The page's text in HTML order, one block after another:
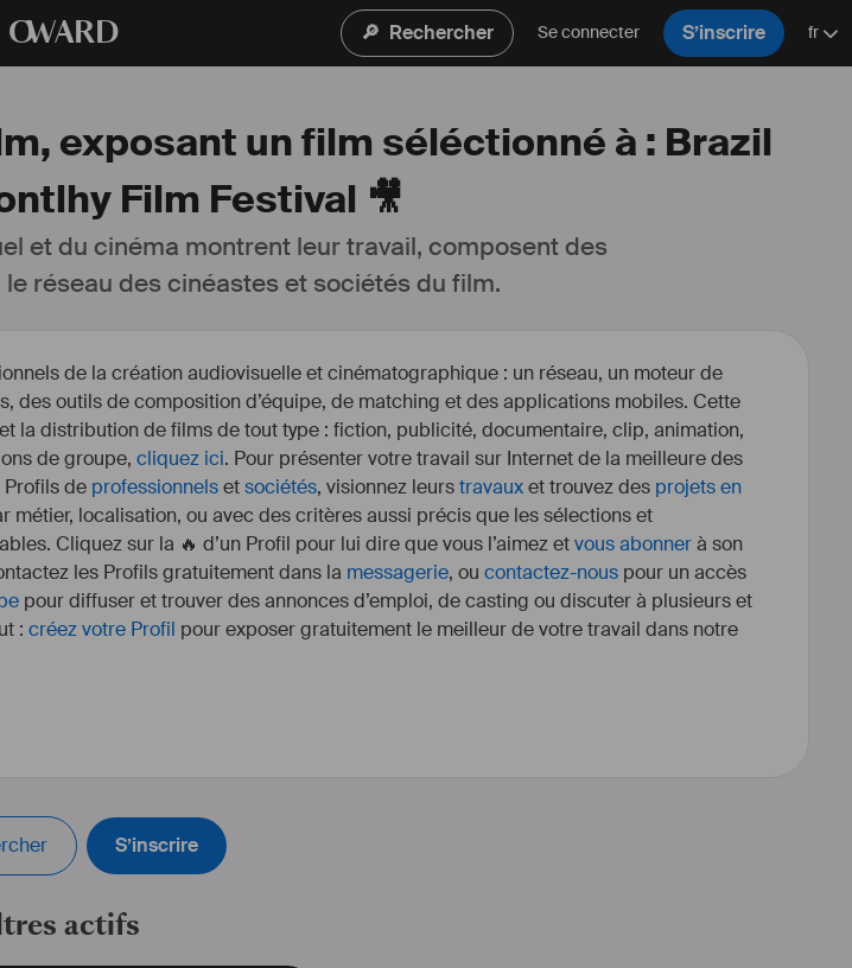
OWARD 🔎 Rechercher Se connecter S’inscrire fr
exposant un film séléctionné à : Brazil
Film Festival 🎥
et du cinéma montrent leur travail, composent des
réseau des cinéastes et sociétés du film.
de la création audiovisuelle et cinématographique : un réseau, un moteur de
outils de composition d’équipe, de matching et des applications mobiles. Cette
la distribution de films de tout type : fiction, publicité, documentaire, clip, animation,
de groupe, cliquez ici. Pour présenter votre travail sur Internet de la meilleure des
Profils de professionnelsetsociétés, visionnez leurstravauxet trouvez des projets en
métier, localisation, ou avec des critères aussi précis que les sélections et
Cliquez sur la 🔥 d’un Profil pour lui dire que vous l’aimez etvous abonnerà son
les Profils gratuitement dans la messagerie, ou contactez-nous pour un accès
pour diffuser et trouver des annonces d’emploi, de casting ou discuter à plusieurs et
: créez votre Profil pour exposer gratuitement le meilleur de votre travail dans notre
S’inscrire
actifs